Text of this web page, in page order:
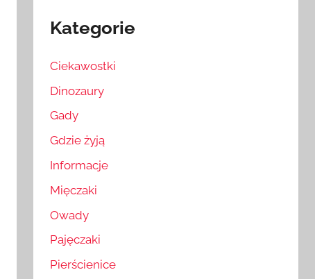
Kategorie
Ciekawostki
Dinozaury
Gady
Gdzie żyją
Informacje
Mięczaki
Owady
Pajęczaki
Pierścienice